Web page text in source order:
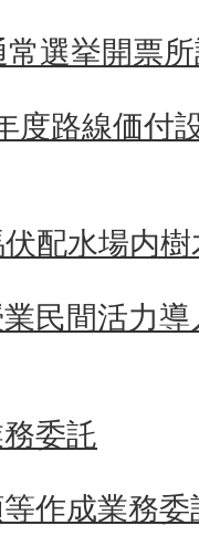
選挙開票
度路線価付
配水場内
民間活力
委託
作成業務委